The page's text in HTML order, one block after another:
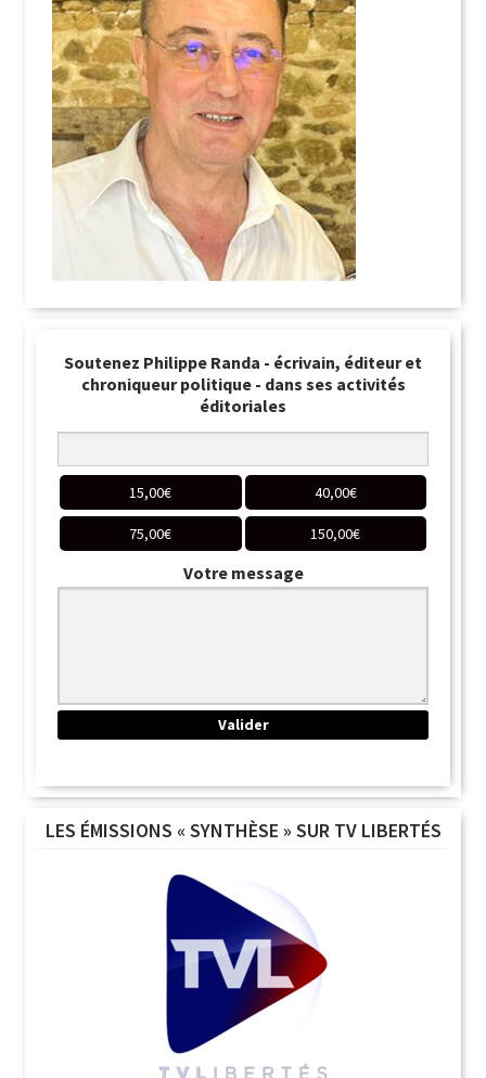
Soutenez Philippe Randa - écrivain, éditeur et
chroniqueur politique - dans ses activités
éditoriales
15,00€ 40,00€
75,00€ 150,00€
Votre message
LES ÉMISSIONS « SYNTHÈSE » SUR TV LIBERTÉS